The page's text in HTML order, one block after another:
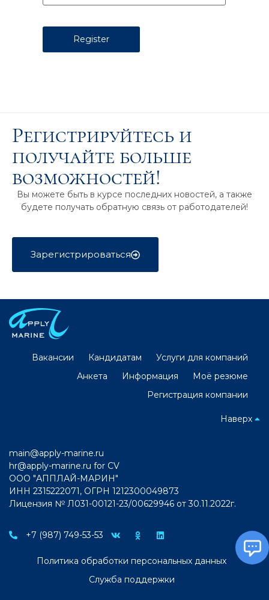
Регистрируйтесь и
получайте больше
возможностей!
Вы можете быть в курсе последних новостей, а также
будете получать обратную связь от работодателей!
Зарегистрироваться
Вакансии Кандидатам
Услуги для компаний
Анкета
Информация
Моё резюме
Регистрация компании
Наверх
main@apply-marine.ru
hr@apply-marine.ru for CV
ООО "АППЛАЙ-МАРИН"
ИНН 2315222071, ОГРН 1212300049873
Лицензия № Л031-00121-23/00629946 от 30.11.2022г.
+7 (987) 749-53-53
Политика обработки персональных данных
Служба поддержки